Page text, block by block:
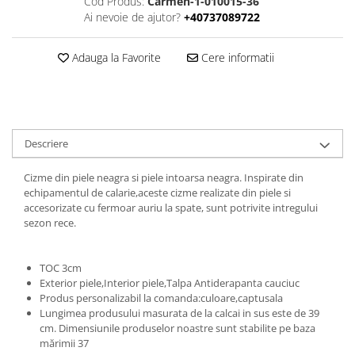
Ai nevoie de ajutor? +40737089722
Adauga la Favorite Cere informatii
Descriere
Cizme din piele neagra si piele intoarsa neagra. Inspirate din
echipamentul de calarie,aceste cizme realizate din piele si
accesorizate cu fermoar auriu la spate, sunt potrivite intregului
sezon rece.
TOC 3cm
Exterior piele,Interior piele,Talpa Antiderapanta cauciuc
Produs personalizabil la comanda:culoare,captusala
Lungimea produsului masurata de la calcai in sus este de 39
cm. Dimensiunile produselor noastre sunt stabilite pe baza
mărimii 37